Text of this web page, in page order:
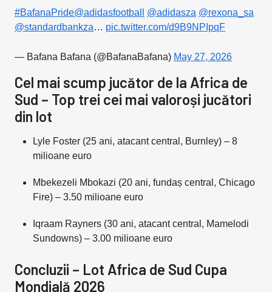
#BafanaPride@adidasfootball @adidasza @rexona_sa
@standardbankza… pic.twitter.com/d9B9NPIpqF
— Bafana Bafana (@BafanaBafana) May 27, 2026
Cel mai scump jucător de la Africa de
Sud – Top trei cei mai valoroși jucători
din lot
Lyle Foster (25 ani, atacant central, Burnley) – 8
milioane euro
Mbekezeli Mbokazi (20 ani, fundaș central, Chicago
Fire) – 3.50 milioane euro
Iqraam Rayners (30 ani, atacant central, Mamelodi
Sundowns) – 3.00 milioane euro
Concluzii – Lot Africa de Sud Cupa
Mondială 2026